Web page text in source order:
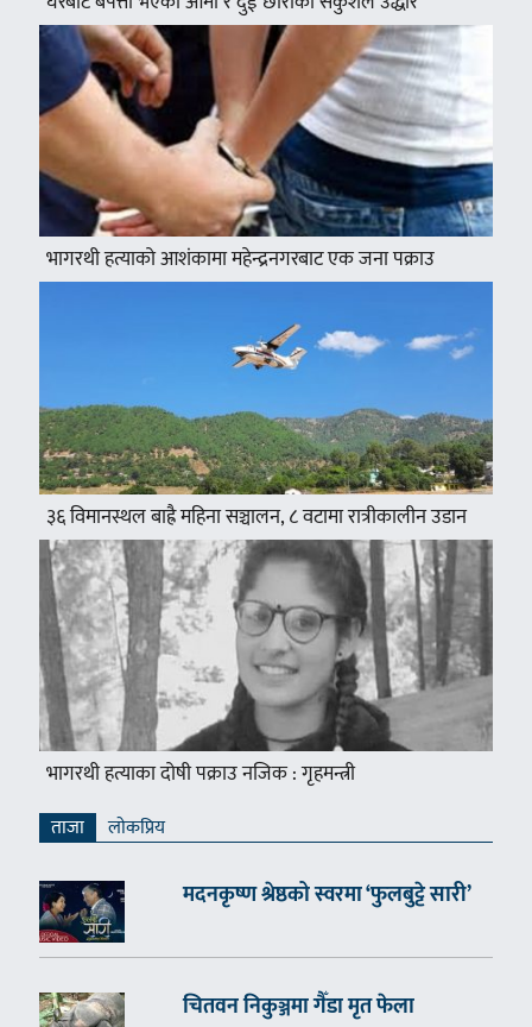
भागरथी हत्याको आशंकामा महेन्द्रनगरबाट एक जना पक्राउ
३६ विमानस्थल बाह्रै महिना सञ्चालन, ८ वटामा रात्रीकालीन उडान
भागरथी हत्याका दोषी पक्राउ नजिक : गृहमन्त्री
ताजा लाेकप्रिय
मदनकृष्ण श्रेष्ठको स्वरमा ‘फुलबुट्टे सारी’
चितवन निकुञ्जमा गैँडा मृत फेला